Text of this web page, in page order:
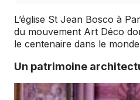
L’église St Jean Bosco à
du mouvement Art Déco
le centenaire dans le
Un patrimoine